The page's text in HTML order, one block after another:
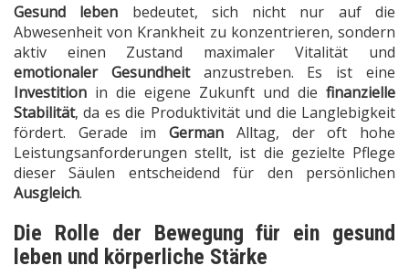
Gesund leben bedeutet, sich nicht nur auf die
Abwesenheit von Krankheit zu konzentrieren, sondern
aktiv einen Zustand maximaler Vitalität und
emotionaler Gesundheitanzustreben. Es ist eine
Investition in die eigene Zukunft und die finanzielle
Stabilität, da es die Produktivität und die Langlebigkeit
fördert. Gerade imGerman Alltag, der oft hohe
Leistungsanforderungen stellt, ist die gezielte Pflege
dieser Säulen entscheidend für den persönlichen
Ausgleich.
Die Rolle der Bewegung für ein gesund
leben und körperliche Stärke